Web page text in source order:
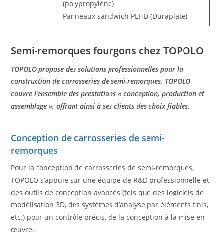
(polypropylène)
Panneaux sandwich PEHD (Duraplate)
Semi-remorques fourgons chez TOPOLO
TOPOLO propose des solutions professionnelles pour la
construction de carrosseries de semi-remorques. TOPOLO
couvre l’ensemble des prestations « conception, production et
assemblage », offrant ainsi à ses clients des choix fiables.
Conception de carrosseries de semi-
remorques
Pour la conception de carrosseries de semi-remorques,
TOPOLO s’appuie sur une équipe de R&D professionnelle et
des outils de conception avancés (tels que des logiciels de
modélisation 3D, des systèmes d’analyse par éléments finis,
etc.) pour un contrôle précis, de la conception à la mise en
œuvre.